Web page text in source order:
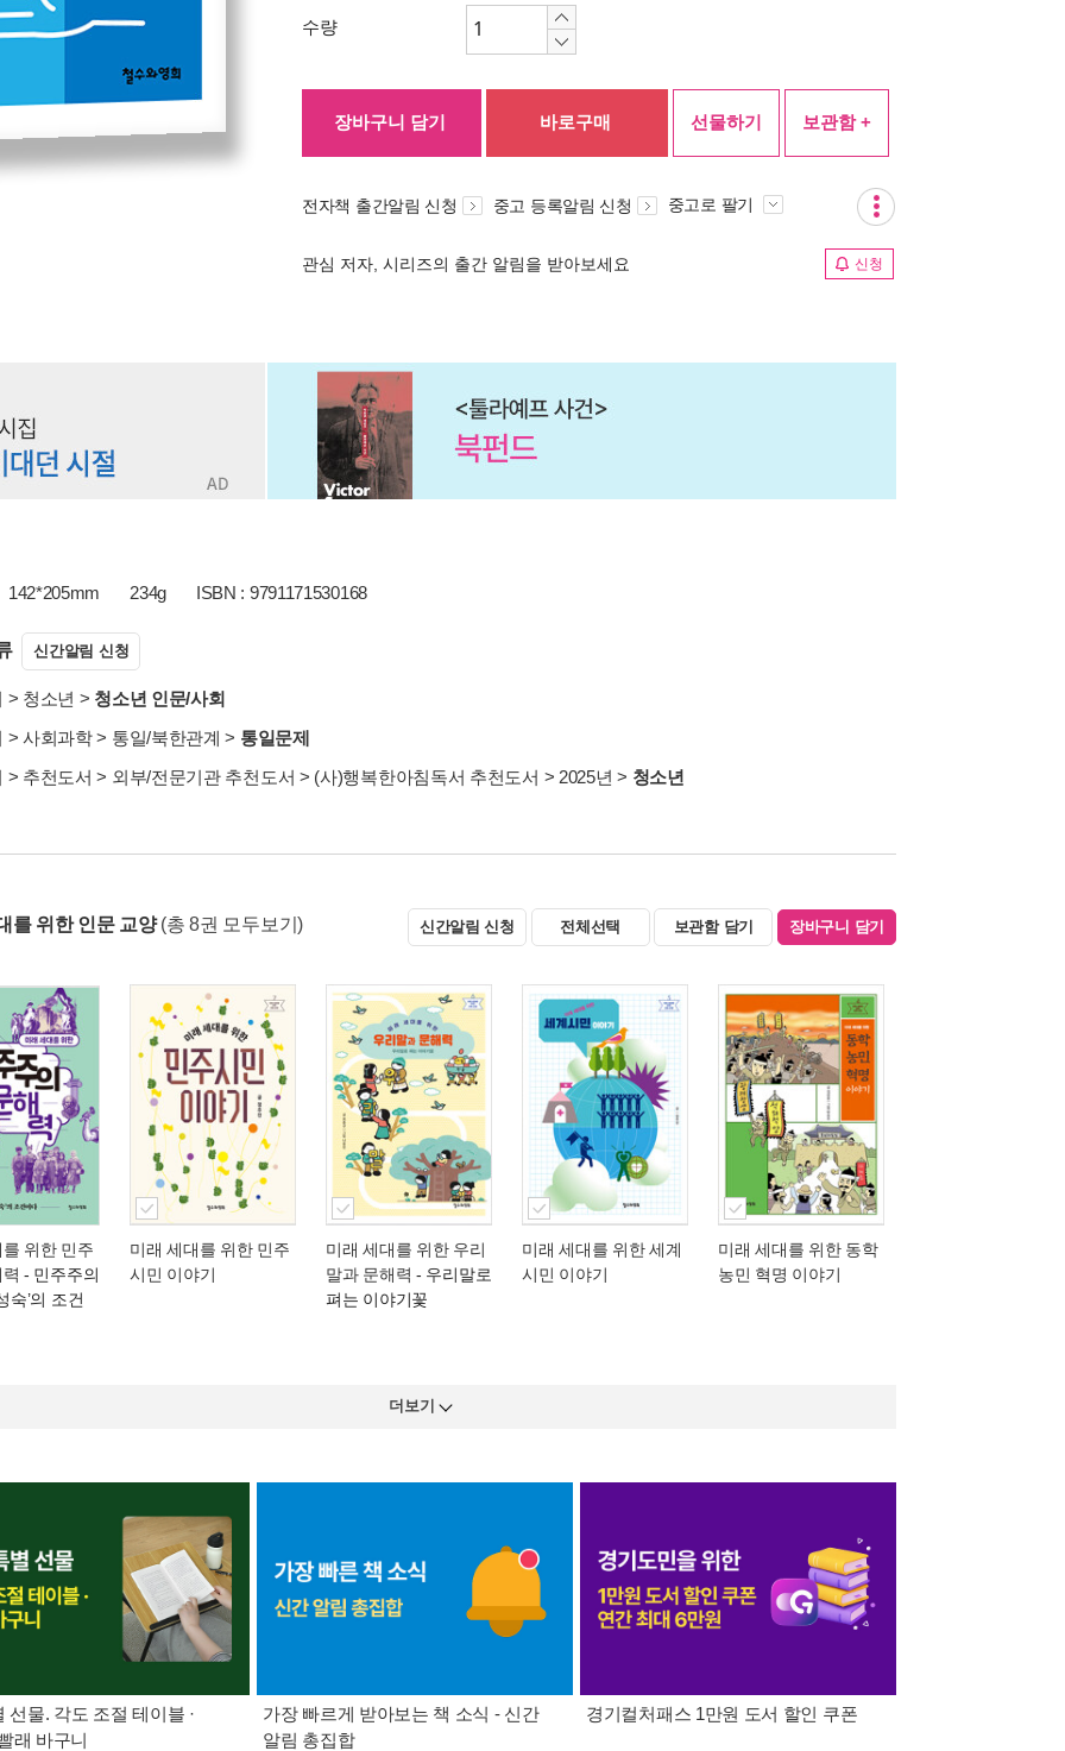
수량
장바구니 담기 바로구매 선물하기 보관함 +
전자책 출간알림 신청 중고 등록알림 신청 중고로 팔기
관심 저자, 시리즈의 출간 알림을 받아보세요 신청
142*205mm 234g ISBN : 9791171530168
신간알림 신청
> 청소년 > 청소년 인문/사회
> 사회과학> 통일/북한관계 > 통일문제
> 추천도서 > 외부/전문기관 추천도서 > (사)행복한아침독서 추천도서 > 2025년 > 청소년
를 위한 인문 교양 (총 8권 모두보기) 신간알림 신청 전체선택 보관함 담기 장바구니 담기
위한 민주
- 민주주의
숙’의 조건
미래 세대를 위한 민주
시민 이야기
미래 세대를 위한 우리
말과 문해력 - 우리말로
펴는 이야기꽃
미래 세대를 위한 세계
시민 이야기
미래 세대를 위한 동학
농민 혁명 이야기
더보기
선물. 각도 조절 테이블 ·
래 바구니
가장 빠르게 받아보는 책 소식 - 신간
알림 총집합
경기컬처패스 1만원 도서 할인 쿠폰